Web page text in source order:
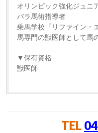
オリンピック強化ジュニ
パラ馬術指導者
乗馬学校『リファイン・
馬専門の獣医師として馬
▼保有資格
獣医師
TEL